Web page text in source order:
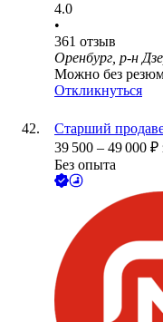
4.0
•
361 отзыв
Оренбург, р-н
Можно без
Откликнуться
Старший
39 500 – 49 000 ₽
Без опыта